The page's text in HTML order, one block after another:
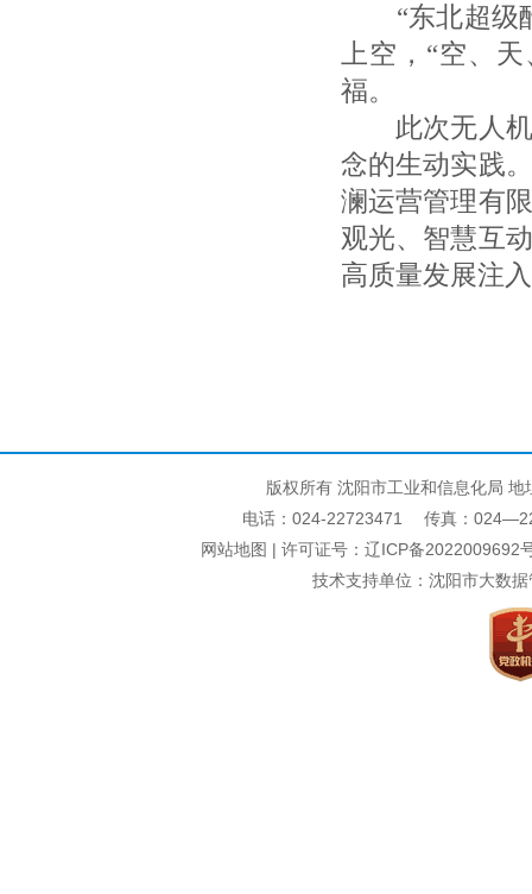
“东北超级酷
上空，“空、
福。
此次无人机
念的生动实践
澜运营管理有
观光、智慧互
高质量发展注
版权所有 沈阳市工业和信息化局
电话：024-22723471 传真：
网站地图 | 许可证号： 辽ICP备2022009692
技术支持单位：沈阳市大数